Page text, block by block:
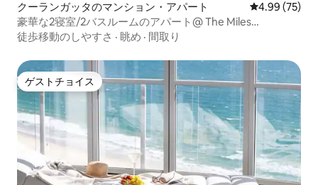
クーランガッタのマンション・アパート レビュー75
4.99 (75)
豪華な2寝室/2バスルームのアパート@ The Miles
Residences
徒歩移動のしやすさ · 眺め · 間取り
ゲストチョイス
ゲストチョイス